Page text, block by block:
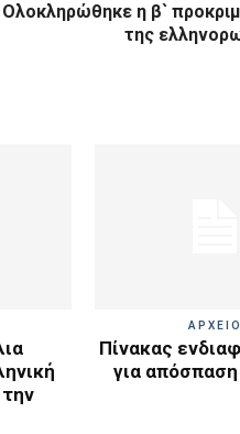
Ολοκληρώθηκε η β`
της
ΑΡΧΕΙΟ
Πίνακας
για